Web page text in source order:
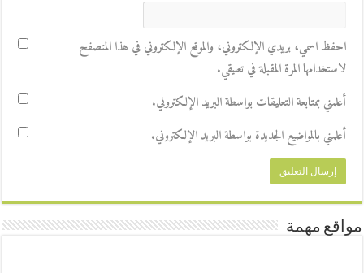
احفظ اسمي، بريدي الإلكتروني، والموقع الإلكتروني في هذا المتصفح
لاستخدامها المرة المقبلة في تعليقي.
أعلمني بمتابعة التعليقات بواسطة البريد الإلكتروني.
أعلمني بالمواضيع الجديدة بواسطة البريد الإلكتروني.
مواقع مهمة